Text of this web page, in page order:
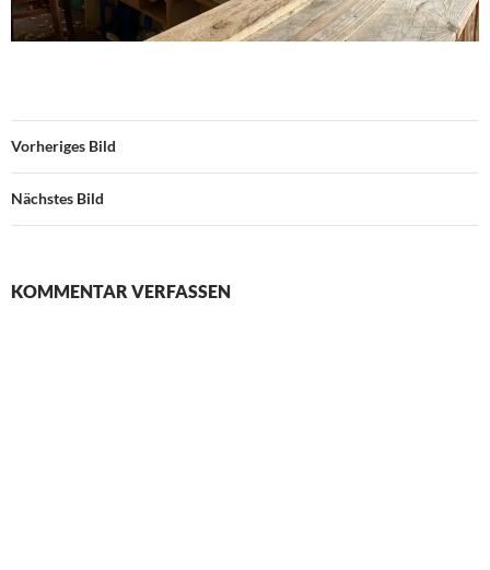
Vorheriges Bild
Nächstes Bild
KOMMENTAR VERFASSEN